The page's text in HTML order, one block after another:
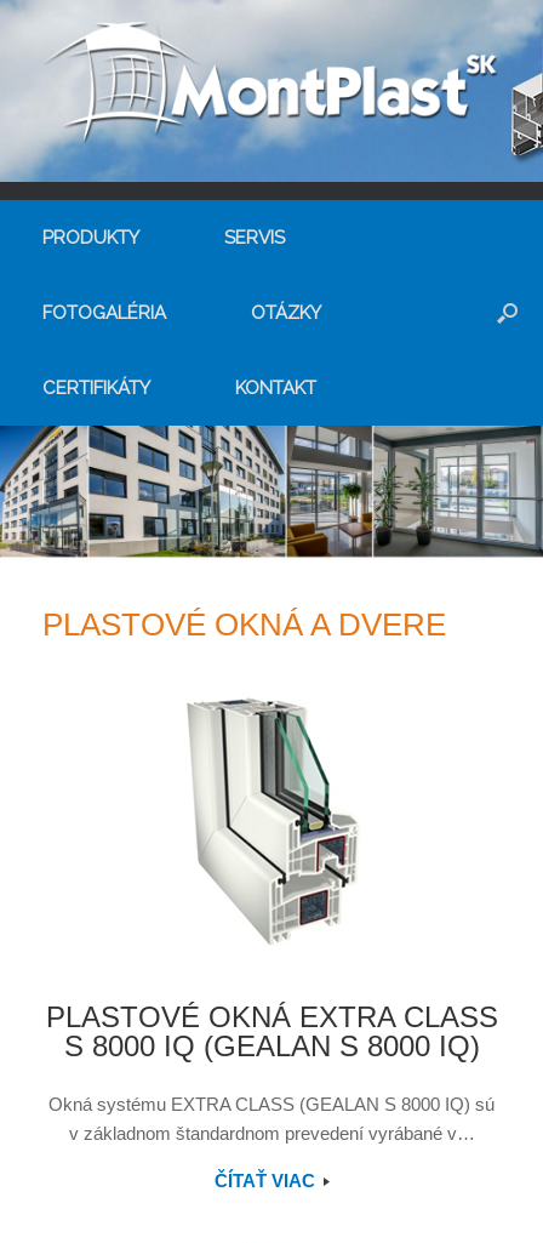
PRODUKTY SERVIS
FOTOGALÉRIA OTÁZKY
CERTIFIKÁTY KONTAKT
PLASTOVÉ OKNÁ A DVERE
PLASTOVÉ OKNÁ EXTRA CLASS
S 8000 IQ (GEALAN S 8000 IQ)
Okná systému EXTRA CLASS (GEALAN S 8000 IQ) sú
v základnom štandardnom prevedení vyrábané v…
ČÍTAŤ VIAC